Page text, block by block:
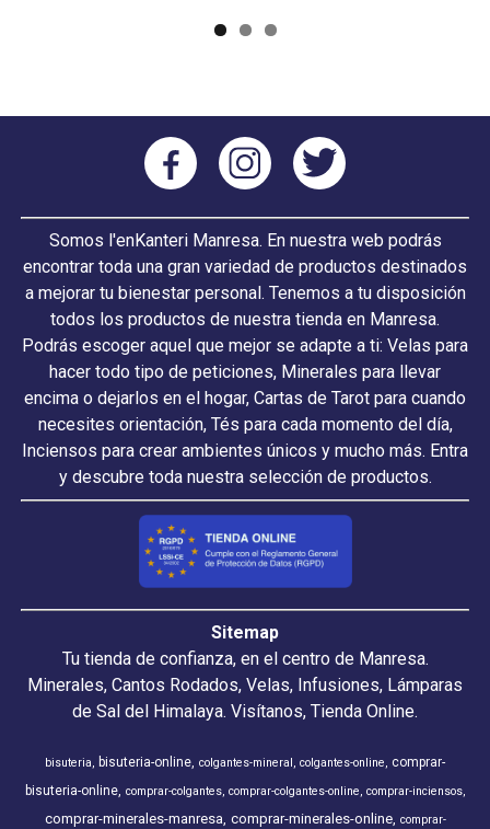
Somos l'enKanteri Manresa. En nuestra web podrás
encontrar toda una gran variedad de productos destinados
a mejorar tu bienestar personal. Tenemos a tu disposición
todos los productos de nuestra tienda en Manresa.
Podrás escoger aquel que mejor se adapte a ti: Velas para
hacer todo tipo de peticiones, Minerales para llevar
encima o dejarlos en el hogar, Cartas de Tarot para cuando
necesites orientación, Tés para cada momento del día,
Inciensos para crear ambientes únicos y mucho más. Entra
y descubre toda nuestra selección de productos.
Sitemap
Tu tienda de confianza, en el centro de Manresa.
Minerales, Cantos Rodados, Velas, Infusiones, Lámparas
de Sal del Himalaya. Visítanos, Tienda Online.
bisuteria bisuteria-online colgantes-mineral colgantes-online
comprar-
bisuteria-online comprar-colgantes comprar-colgantes-online comprar-inciensos
comprar-minerales-manresa comprar-minerales-online comprar-